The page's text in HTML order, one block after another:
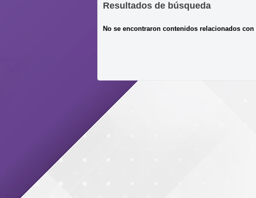
Resultados de búsqueda
No se encontraron contenidos relacionados con